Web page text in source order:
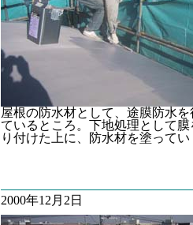
屋根の防水材として、途膜防水を
ているところ。下地処理として膜
り付けた上に、防水材を塗ってい
2000年12月2日